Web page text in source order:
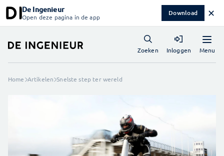
De Ingenieur
Open deze pagina in de app Download ✕
Menu
Zoeken Inloggen
Home Artikelen Snelste step ter wereld